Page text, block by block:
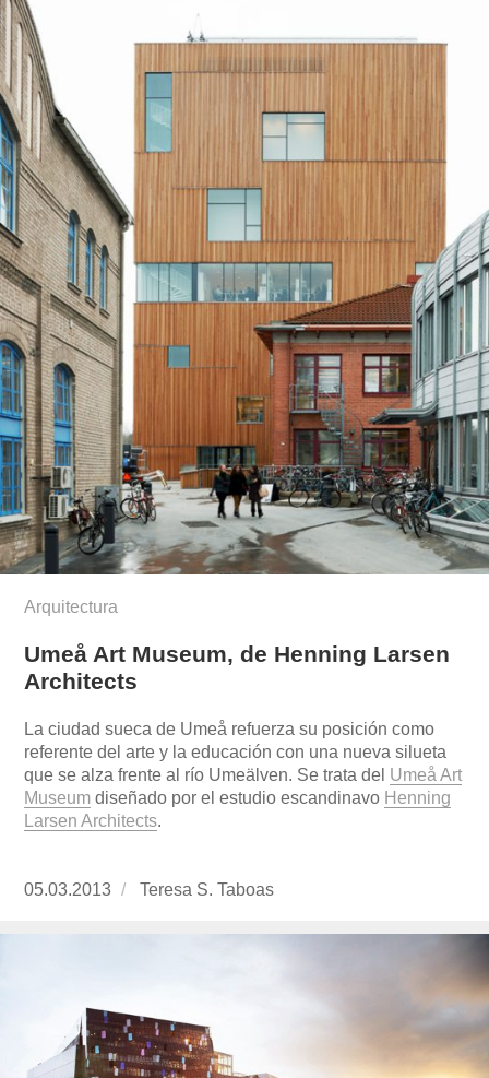
Arquitectura
Umeå Art Museum, de Henning Larsen
Architects
La ciudad sueca de Umeå refuerza su posición como
referente del arte y la educación con una nueva silueta
que se alza frente al río Umeälven. Se trata del Umeå Art
Museum diseñado por el estudio escandinavo Henning
Larsen Architects.
Publicado
05.03.2013 https://www.experimenta.es/author/
Teresa S. Taboas